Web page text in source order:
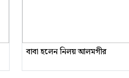
বাবা হলেন নিলয় আলমগীর